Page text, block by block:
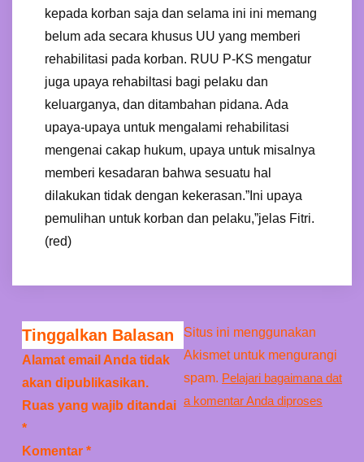
kepada korban saja dan selama ini ini memang
belum ada secara khusus UU yang memberi
rehabilitasi pada korban. RUU P-KS mengatur
juga upaya rehabiltasi bagi pelaku dan
keluarganya, dan ditambahan pidana. Ada
upaya-upaya untuk mengalami rehabilitasi
mengenai cakap hukum, upaya untuk misalnya
memberi kesadaran bahwa sesuatu hal
dilakukan tidak dengan kekerasan.”Ini upaya
pemulihan untuk korban dan pelaku,”jelas Fitri.
(red)
Tinggalkan Balasan
Alamat email Anda tidak
akan dipublikasikan.
Ruas yang wajib ditandai
*
Komentar *
Situs ini menggunakan
Akismet untuk mengurangi
spam. Pelajari bagaimana dat
a komentar Anda diproses